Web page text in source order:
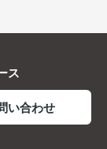
ス
い合わせ